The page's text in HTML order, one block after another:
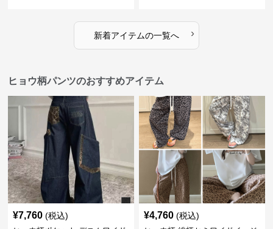
新着アイテムの一覧へ ›
ヒョウ柄パンツのおすすめアイテム
¥7,760 (税込) ¥4,760 (税込)